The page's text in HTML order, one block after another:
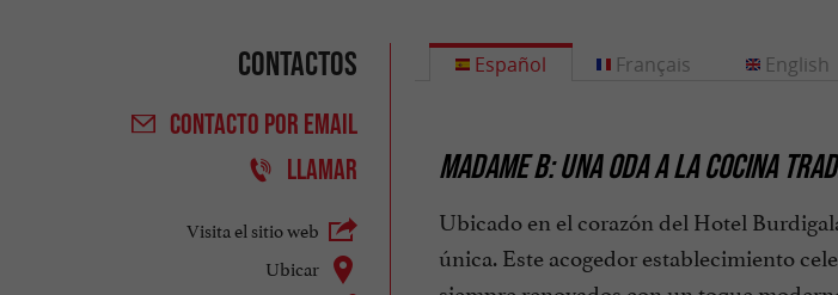
Contactos
CONTACTO POR EMAIL
LLAMAR
Visita el sitio web
Ubicar
Español
MADAME B: UNA ODA A LA COCINA
Ubicado en el corazón del Hotel
única. Este acogedor establecimiento
Français English